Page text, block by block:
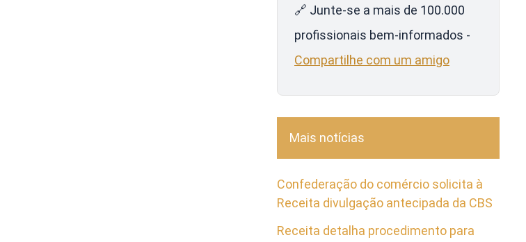
🔗 Junte-se a mais de 100.000
profissionais bem-informados -
Compartilhe com um amigo
Mais notícias
Confederação do comércio solicita à
Receita divulgação antecipada da CBS
Receita detalha procedimento para